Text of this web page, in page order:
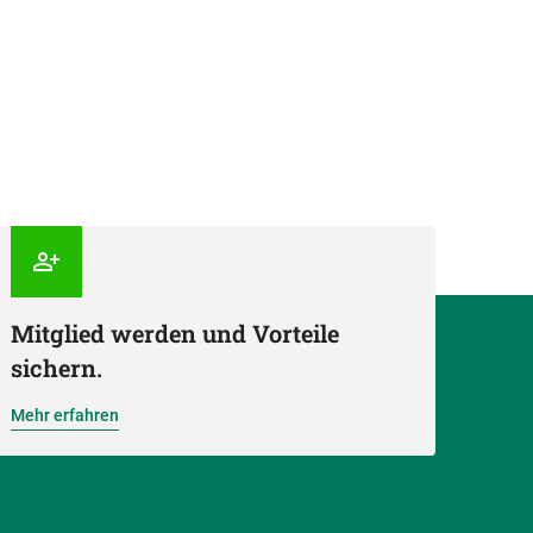
Mitglied werden und Vorteile
sichern.
Mehr erfahren